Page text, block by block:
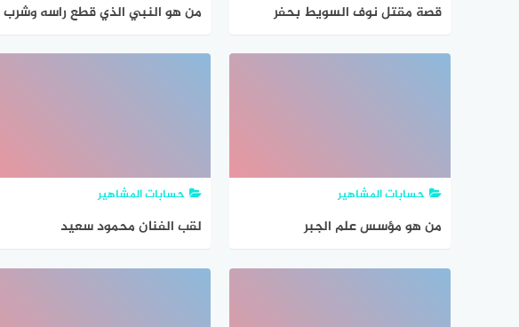
قصة مقتل نوف السويط بحفر
من هو النبي الذي قطع راسه وشرب
حسابات المشاهير
من هو مؤسس علم الجبر
حسابات المشاهير
لقب الفنان محمود سعيد